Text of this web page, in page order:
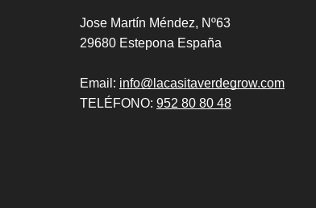
Jose Martín Méndez, Nº63
29680 Estepona España
Email: info@lacasitaverdegrow.com
TELÉFONO: 952 80 80 48